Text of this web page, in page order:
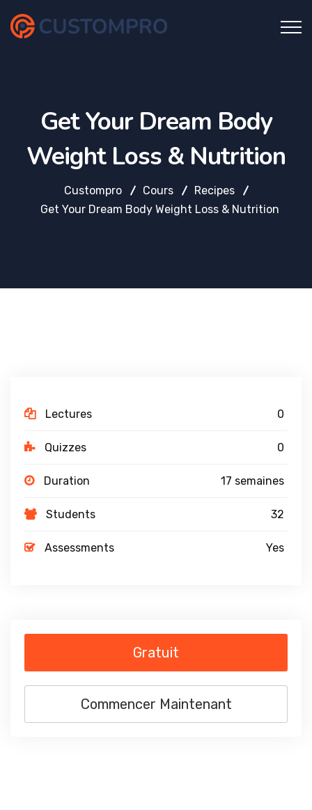
Get Your Dream Body
Weight Loss & Nutrition
Custompro Cours
Recipes
Get Your Dream Body Weight Loss & Nutrition
Lectures 0
Quizzes 0
Duration 17 semaines
Students 32
Assessments Yes
Gratuit
Commencer Maintenant